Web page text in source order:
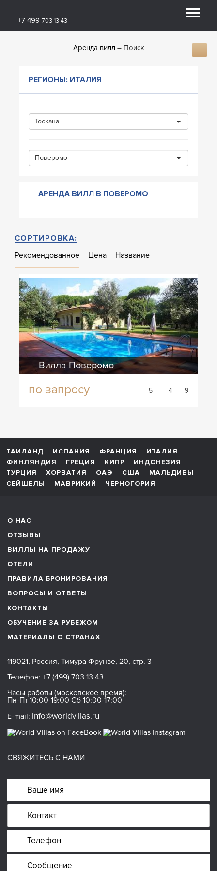
+7 499 703 13 43
Аренда вилл Поиск
РЕГИОНЫ: ИТАЛИЯ
Тоскана
Поверомо
АРЕНДА ВИЛЛ В ПОВЕРОМО
СОРТИРОВКА:
Рекомендованное
Цена Название
Вилла Поверомо
по запросу 5 4 9
ТАИЛАНД ИСПАНИЯ ФРАНЦИЯ
ИТАЛИЯ
ФИНЛЯНДИЯ
ГРЕЦИЯ КИПР
ИНДОНЕЗИЯ
ТУРЦИЯ
ХОРВАТИЯ ОАЭ США
МАЛЬДИВЫ
СЕЙШЕЛЫ
МАВРИКИЙ ЧЕРНОГОРИЯ
О НАС
ОТЗЫВЫ
ВИЛЛЫ НА ПРОДАЖУ
ОТЕЛИ
ПРАВИЛА БРОНИРОВАНИЯ
ВОПРОСЫ И ОТВЕТЫ
КОНТАКТЫ
ОБУЧЕНИЕ ЗА РУБЕЖОМ
МАТЕРИАЛЫ О СТРАНАХ
119021, Россия, Тимура Фрунзе, 20, стр. 3
Телефон: +7 (499) 703 13 43
Часы работы (московское время):
Пн-Пт 10:00-19:00 Сб 10:00-17:00
E-mail: info@worldvillas.ru
СВЯЖИТЕСЬ С НАМИ